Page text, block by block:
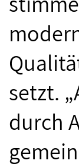
setzt.
durch